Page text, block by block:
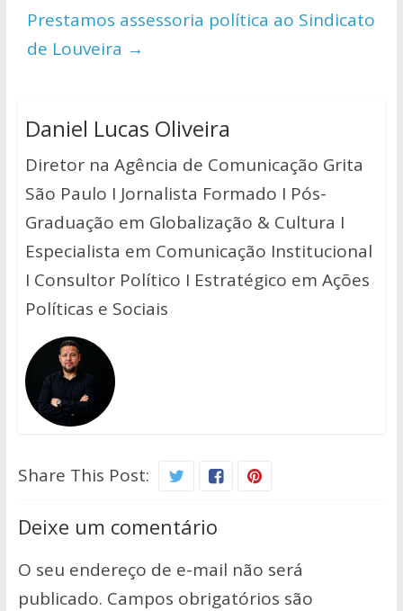
p k k
Prestamos assessoria política ao Sindicato
de Louveira →
Daniel Lucas Oliveira
Diretor na Agência de Comunicação Grita
São Paulo I Jornalista Formado I Pós-
Graduação em Globalização & Cultura I
Especialista em Comunicação Institucional
I Consultor Político I Estratégico em Ações
Políticas e Sociais
Share This Post:
Deixe um comentário
O seu endereço de e-mail não será
publicado. Campos obrigatórios são